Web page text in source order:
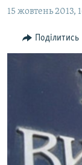
основної
Перейти
до
БЛОГИ
ПОГЛЯД
СПЕЦПРОЕКТИ
ДЕПОРТАЦІЯ
ВІДЕОУРОКИ
ЯК ОБІЙТИ
Русский
15 жовтень 2013,
Поділитись